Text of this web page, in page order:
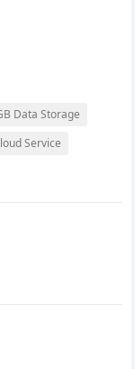
Data Storage
Service